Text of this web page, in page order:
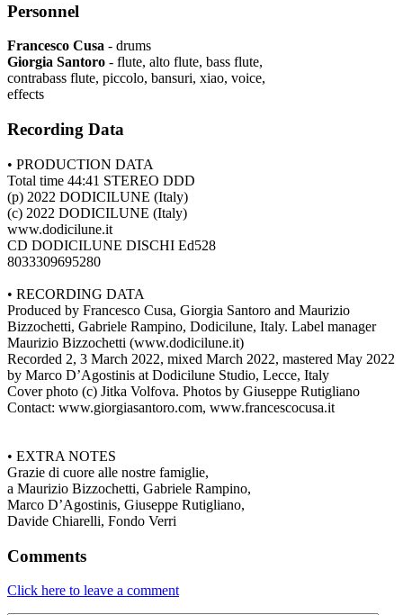
Personnel
Francesco Cusa - drums
Giorgia Santoro - flute, alto flute, bass flute,
contrabass flute, piccolo, bansuri, xiao, voice,
effects
Recording Data
• PRODUCTION DATA
Total time 44:41 STEREO DDD
(p) 2022 DODICILUNE (Italy)
(c) 2022 DODICILUNE (Italy)
www.dodicilune.it
CD DODICILUNE DISCHI Ed528
8033309695280
• RECORDING DATA
Produced by Francesco Cusa, Giorgia Santoro and Maurizio
Bizzochetti, Gabriele Rampino, Dodicilune, Italy. Label manager
Maurizio Bizzochetti (www.dodicilune.it)
Recorded 2, 3 March 2022, mixed March 2022, mastered May 2022
by Marco D’Agostinis at Dodicilune Studio, Lecce, Italy
Cover photo (c) Jitka Volfova. Photos by Giuseppe Rutigliano
Contact: www.giorgiasantoro.com, www.francescocusa.it
• EXTRA NOTES
Grazie di cuore alle nostre famiglie,
a Maurizio Bizzochetti, Gabriele Rampino,
Marco D’Agostinis, Giuseppe Rutigliano,
Davide Chiarelli, Fondo Verri
Comments
Click here to leave a comment